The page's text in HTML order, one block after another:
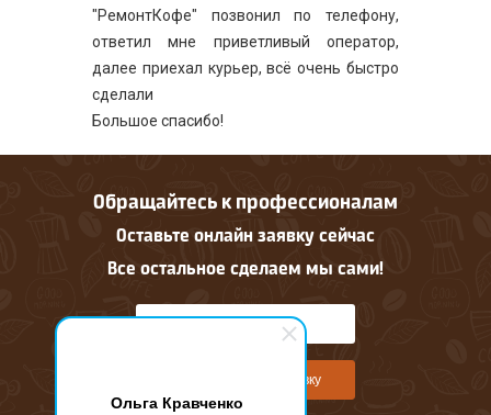
Ольга Кравченко
"РемонтКофе" позвонил по телефону,
ответил мне приветливый оператор,
далее приехал курьер, всё очень быстро
сделали
Большое спасибо!
Обращайтесь к профессионалам
Оставьте онлайн заявку сейчас
Все остальное сделаем мы сами!
Оставить онлайн заявку